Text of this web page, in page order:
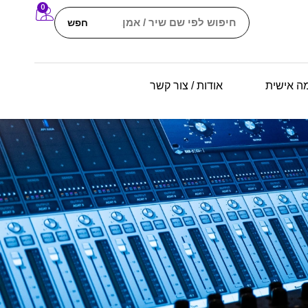
חפש
0
אישית אודות / צור קשר